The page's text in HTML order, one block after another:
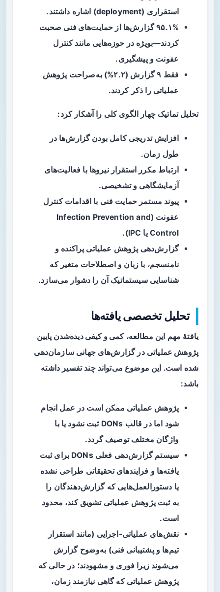
استقراری (deployment) اشاره داشتند.
۹۵.۱% گزارش‌ها از
حمایت‌های فنی صحبت
کردند—بویژه در حوزه‌هایی مانند کنترل
عفونت و پیشگیری.
فقط ۹ گزارش (۲.۲%) به‌صراحت
پژوهش
عملیاتی را ذکر کردند.
تحلیل تماتیک چهار الگوی کلی را آشکار کرد:
افزایش تدریجی کامل بودن گزارش‌ها در
طول زمان.
ارتباط مکرر استقرار نیروها با فعالیت‌های
آزمایشگاهی و تشخیصی.
پیوند مستمر حمایت فنی با اقدامات کنترل
عفونت (Infection Prevention and
Control یا IPC).
گزارش‌دهی پژوهش عملیاتی پراکنده و
نامنسجم، با زبان و اصطلاحات متغیر که
شناسایی سیستماتیک آن را دشوار می‌سازد.
تحلیل تخصصی یافته‌ها
یافتهٔ مهم این مطالعه،کمی و کیفی دیده‌شدن پایین
پژوهش عملیاتی در گزارش‌های جهانی سازمان‌دهی
شده است. این موضوع می‌تواند چند تفسیر داشته
باشد:
پژوهش عملیاتی ممکن است در عمل انجام
شود اما در قالب DONs ثبت نشود یا با
واژگان مختلف توصیف گردد.
سیستم گزارش‌دهی فعلی DONs برای ثبت
یافته‌ها و فرایندهای تحقیقاتی طراحی نشده
یا دستورالعمل‌هایی که گزارش‌دهندگان را
به ثبت پژوهش عملیاتی تشویق کند، محدود
است.
نقش‌های عملیاتی-اجرایی (مانند استقرار
تیم‌ها و پشتیبانی فنی) به‌وضوح گزارش
می‌شوند زیرا فوری و مشهودند؛ در حالی که
پژوهش عملیاتی که گاهی نیازمند زمان،